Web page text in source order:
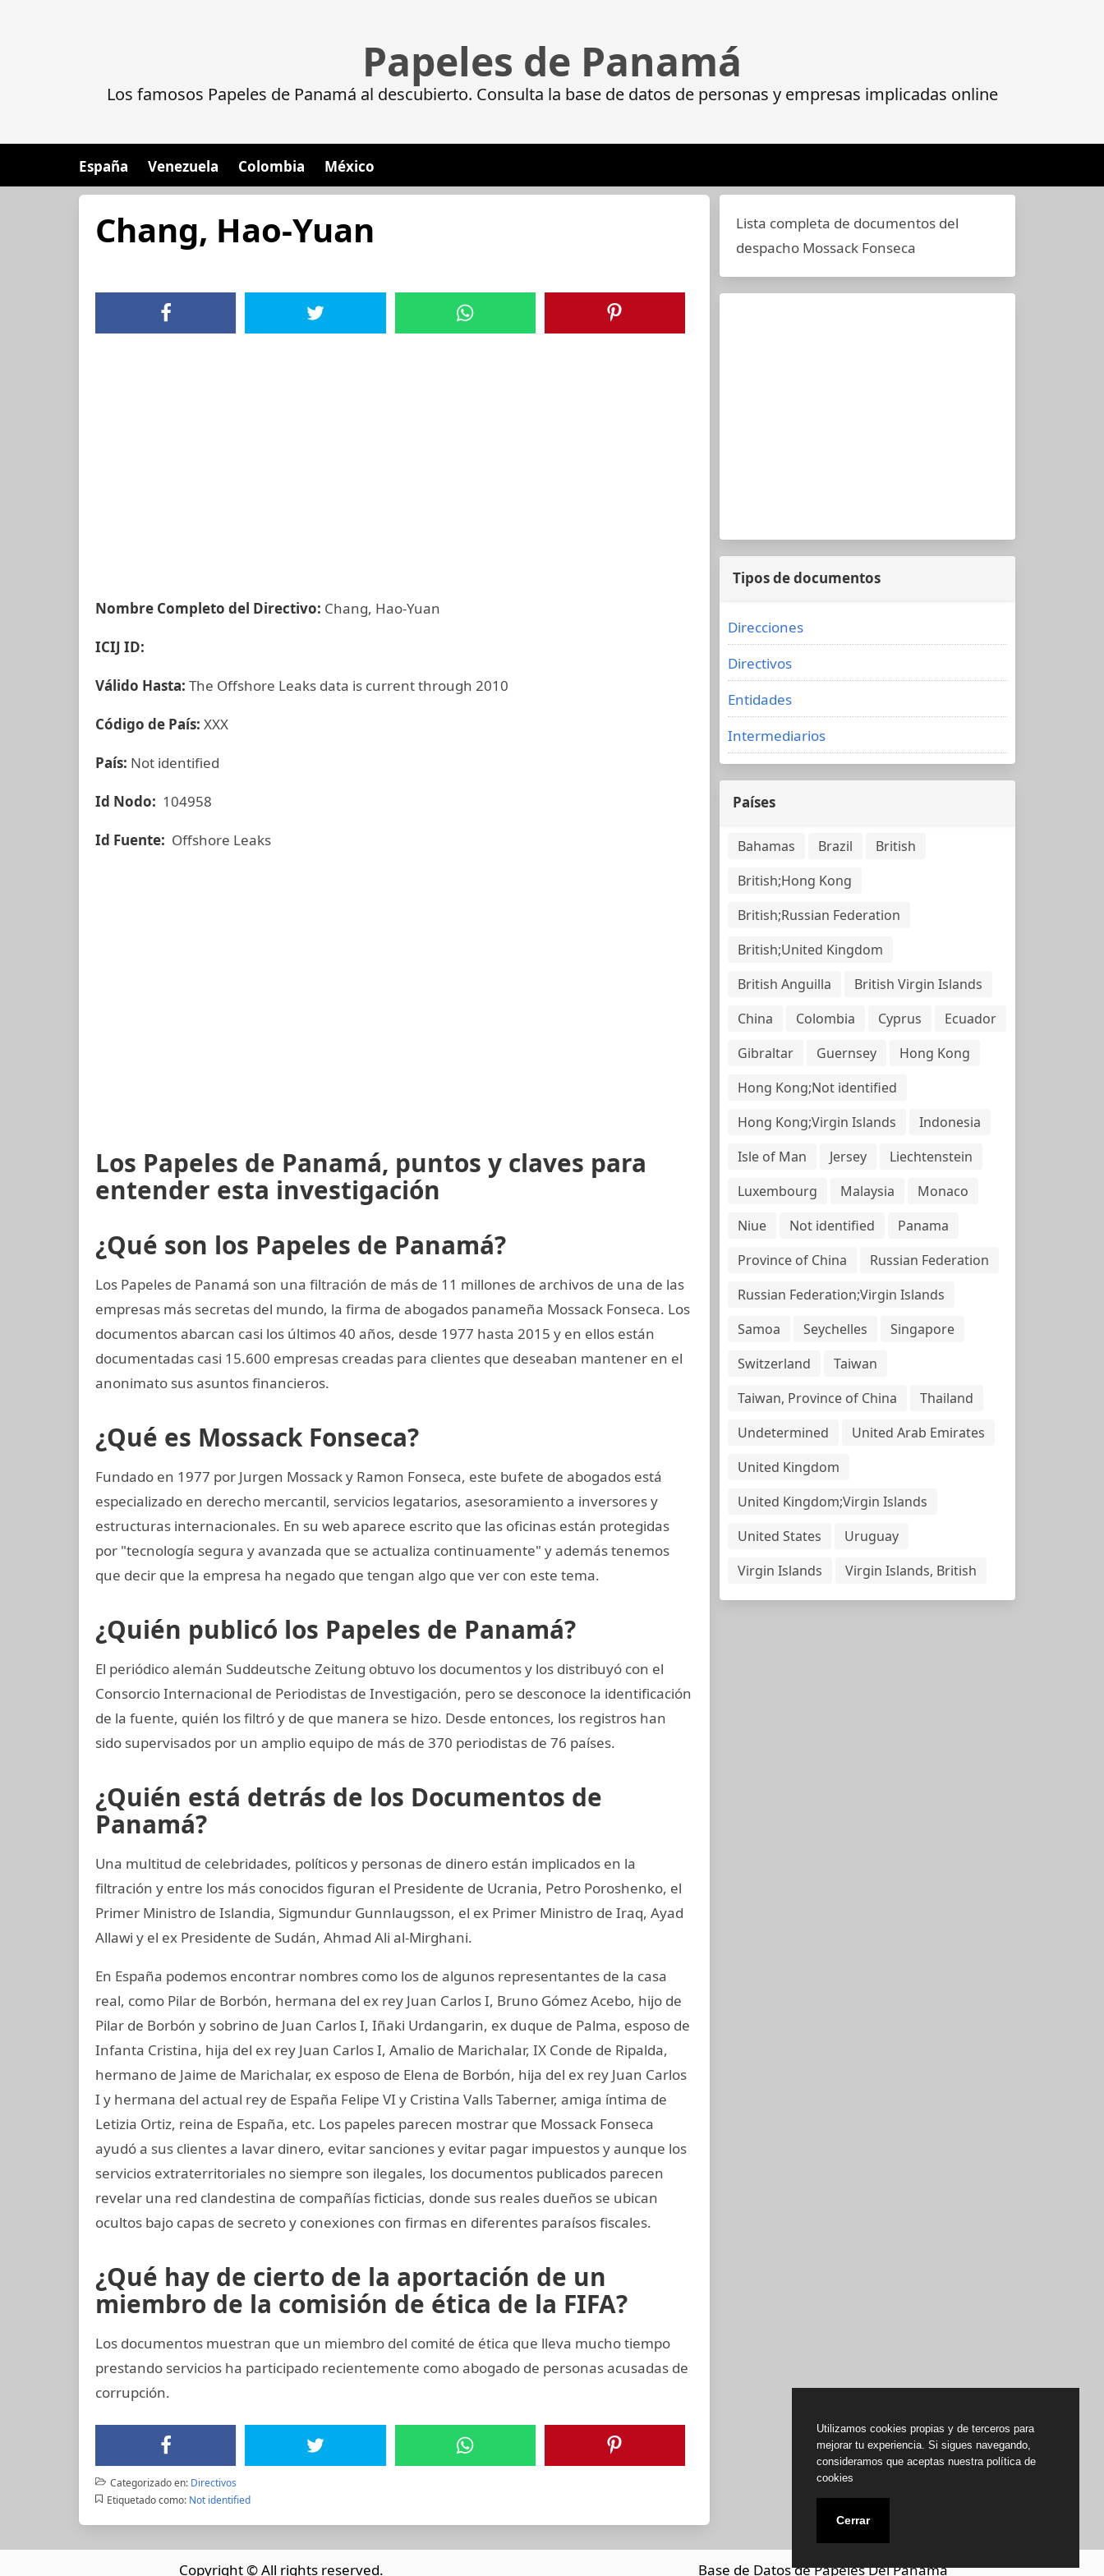
Papeles de Panamá
Los famosos Papeles de Panamá al descubierto. Consulta la base de datos de personas y empresas implicadas online
España Venezuela Colombia México
Chang, Hao-Yuan
Nombre Completo del Directivo: Chang, Hao-Yuan
ICIJ ID:
Válido Hasta: The Offshore Leaks data is current through 2010
Código de País: XXX
País: Not identified
Id Nodo: 104958
Id Fuente: Offshore Leaks
Los Papeles de Panamá, puntos y claves para
entender esta investigación
¿Qué son los Papeles de Panamá?
Los Papeles de Panamá son una filtración de más de 11 millones de archivos de una de las
empresas más secretas del mundo, la firma de abogados panameña Mossack Fonseca. Los
documentos abarcan casi los últimos 40 años, desde 1977 hasta 2015 y en ellos están
documentadas casi 15.600 empresas creadas para clientes que deseaban mantener en el
anonimato sus asuntos financieros.
¿Qué es Mossack Fonseca?
Fundado en 1977 por Jurgen Mossack y Ramon Fonseca, este bufete de abogados está
especializado en derecho mercantil, servicios legatarios, asesoramiento a inversores y
estructuras internacionales. En su web aparece escrito que las oficinas están protegidas
por "tecnología segura y avanzada que se actualiza continuamente" y además tenemos
que decir que la empresa ha negado que tengan algo que ver con este tema.
¿Quién publicó los Papeles de Panamá?
El periódico alemán Suddeutsche Zeitung obtuvo los documentos y los distribuyó con el
Consorcio Internacional de Periodistas de Investigación, pero se desconoce la identificación
de la fuente, quién los filtró y de que manera se hizo. Desde entonces, los registros han
sido supervisados por un amplio equipo de más de 370 periodistas de 76 países.
¿Quién está detrás de los Documentos de
Panamá?
Una multitud de celebridades, políticos y personas de dinero están implicados en la
filtración y entre los más conocidos figuran el Presidente de Ucrania, Petro Poroshenko, el
Primer Ministro de Islandia, Sigmundur Gunnlaugsson, el ex Primer Ministro de Iraq, Ayad
Allawi y el ex Presidente de Sudán, Ahmad Ali al-Mirghani.
En España podemos encontrar nombres como los de algunos representantes de la casa
real, como Pilar de Borbón, hermana del ex rey Juan Carlos I, Bruno Gómez Acebo, hijo de
Pilar de Borbón y sobrino de Juan Carlos I, Iñaki Urdangarin, ex duque de Palma, esposo de
Infanta Cristina, hija del ex rey Juan Carlos I, Amalio de Marichalar, IX Conde de Ripalda,
hermano de Jaime de Marichalar, ex esposo de Elena de Borbón, hija del ex rey Juan Carlos
I y hermana del actual rey de España Felipe VI y Cristina Valls Taberner, amiga íntima de
Letizia Ortiz, reina de España, etc. Los papeles parecen mostrar que Mossack Fonseca
ayudó a sus clientes a lavar dinero, evitar sanciones y evitar pagar impuestos y aunque los
servicios extraterritoriales no siempre son ilegales, los documentos publicados parecen
revelar una red clandestina de compañías ficticias, donde sus reales dueños se ubican
ocultos bajo capas de secreto y conexiones con firmas en diferentes paraísos fiscales.
¿Qué hay de cierto de la aportación de un
miembro de la comisión de ética de la FIFA?
Los documentos muestran que un miembro del comité de ética que lleva mucho tiempo
prestando servicios ha participado recientemente como abogado de personas acusadas de
corrupción.
Categorizado en: Directivos
Etiquetado como: Not identified
Lista completa de documentos del
despacho Mossack Fonseca
Tipos de documentos
Direcciones
Directivos
Entidades
Intermediarios
Países
Bahamas Brazil
British
British;Hong Kong
British;Russian Federation
British;United Kingdom
British Anguilla
British Virgin Islands
China
Colombia Cyprus
Ecuador
Gibraltar
Guernsey
Hong Kong
Hong Kong;Not identified
Hong Kong;Virgin Islands
Indonesia
Isle of Man
Jersey
Liechtenstein
Luxembourg
Malaysia
Monaco
Niue
Not identified
Panama
Province of China
Russian Federation
Russian Federation;Virgin Islands
Samoa
Seychelles
Singapore
Switzerland
Taiwan
Taiwan, Province of China
Thailand
Undetermined
United Arab Emirates
United Kingdom
United Kingdom;Virgin Islands
United States
Uruguay
Virgin Islands
Virgin Islands, British
Copyright © All rights reserved. Base de Datos de Papeles Del Panamá
Utilizamos cookies propias y de terceros para
mejorar tu experiencia. Si sigues navegando,
consideramos que aceptas nuestra política de
cookies
Cerrar